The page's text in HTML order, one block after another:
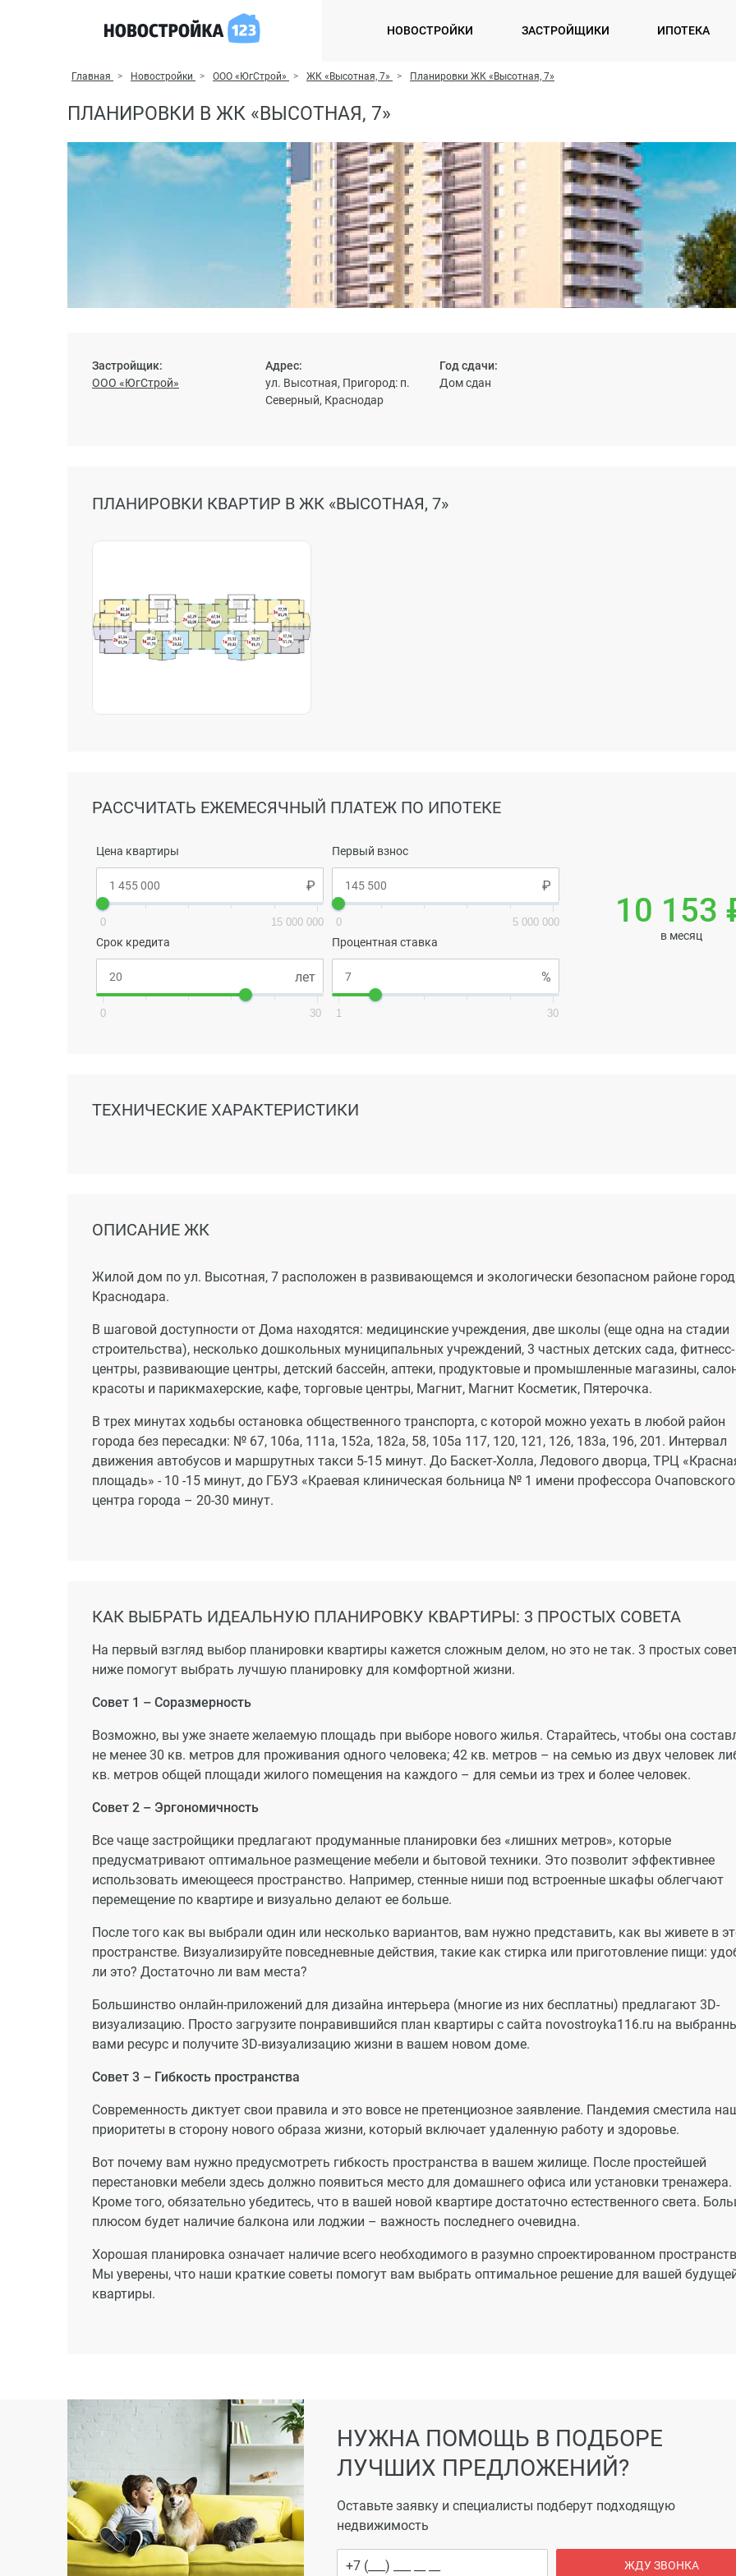
НОВОСТРОЙКИ ЗАСТРОЙЩИКИ ИПОТЕКА
Главная Новостройки ООО «ЮгСтрой» ЖК «Высотная, 7» Планировки ЖК «Высотная, 7»
ПЛАНИРОВКИ В ЖК «ВЫСОТНАЯ, 7»
Застройщик:
ООО «ЮгСтрой»
Адрес:
ул. Высотная, Пригород: п.
Северный, Краснодар
Год сдачи:
Дом сдан
ПЛАНИРОВКИ КВАРТИР В ЖК «ВЫСОТНАЯ, 7»
РАССЧИТАТЬ ЕЖЕМЕСЯЧНЫЙ ПЛАТЕЖ ПО ИПОТЕКЕ
Цена квартиры
0 15 000 000
Срок кредита
0 30
Первый взнос
0 5 000 000
Процентная ставка
1 30
10 153
в месяц
ТЕХНИЧЕСКИЕ ХАРАКТЕРИСТИКИ
ОПИСАНИЕ ЖК
Жилой дом по ул. Высотная, 7 расположен в развивающемся и экологически безопасном районе
Краснодара.
В шаговой доступности от Дома находятся: медицинские учреждения, две школы (еще одна на стадии
строительства), несколько дошкольных муниципальных учреждений, 3 частных детских сада, фитнесс-
центры, развивающие центры, детский бассейн, аптеки, продуктовые и промышленные магазины,
красоты и парикмахерские, кафе, торговые центры, Магнит, Магнит Косметик, Пятерочка.
В трех минутах ходьбы остановка общественного транспорта, с которой можно уехать в любой район
города без пересадки: № 67, 106а, 111а, 152а, 182а, 58, 105а 117, 120, 121, 126, 183а, 196, 201. Интервал
движения автобусов и маршрутных такси 5-15 минут. До Баскет-Холла, Ледового дворца, ТРЦ
площадь» - 10 -15 минут, до ГБУЗ «Краевая клиническая больница № 1 имени профессора
центра города – 20-30 минут.
КАК ВЫБРАТЬ ИДЕАЛЬНУЮ ПЛАНИРОВКУ КВАРТИРЫ: 3 ПРОСТЫХ СОВЕТА
На первый взгляд выбор планировки квартиры кажется сложным делом, но это не так. 3 простых
ниже помогут выбрать лучшую планировку для комфортной жизни.
Совет 1 – Соразмерность
Возможно, вы уже знаете желаемую площадь при выборе нового жилья. Старайтесь, чтобы она
не менее 30 кв. метров для проживания одного человека; 42 кв. метров – на семью из двух человек
кв. метров общей площади жилого помещения на каждого – для семьи из трех и более человек.
Совет 2 – Эргономичность
Все чаще застройщики предлагают продуманные планировки без «лишних метров», которые
предусматривают оптимальное размещение мебели и бытовой техники. Это позволит эффективнее
использовать имеющееся пространство. Например, стенные ниши под встроенные шкафы облегчают
перемещение по квартире и визуально делают ее больше.
После того как вы выбрали один или несколько вариантов, вам нужно представить, как вы живете в
пространстве. Визуализируйте повседневные действия, такие как стирка или приготовление пищи:
ли это? Достаточно ли вам места?
Большинство онлайн-приложений для дизайна интерьера (многие из них бесплатны) предлагают 3D-
визуализацию. Просто загрузите понравившийся план квартиры с сайта novostroyka116.ru на
вами ресурс и получите 3D-визуализацию жизни в вашем новом доме.
Совет 3 – Гибкость пространства
Современность диктует свои правила и это вовсе не претенциозное заявление. Пандемия сместила
приоритеты в сторону нового образа жизни, который включает удаленную работу и здоровье.
Вот почему вам нужно предусмотреть гибкость пространства в вашем жилище. После простейшей
перестановки мебели здесь должно появиться место для домашнего офиса или установки тренажера.
Кроме того, обязательно убедитесь, что в вашей новой квартире достаточно естественного света.
плюсом будет наличие балкона или лоджии – важность последнего очевидна.
Хорошая планировка означает наличие всего необходимого в разумно спроектированном
Мы уверены, что наши краткие советы помогут вам выбрать оптимальное решение для вашей
квартиры.
НУЖНА ПОМОЩЬ В ПОДБОРЕ
ЛУЧШИХ ПРЕДЛОЖЕНИЙ?
Оставьте заявку и специалисты подберут подходящую
недвижимость
ЖДУ ЗВОНКА